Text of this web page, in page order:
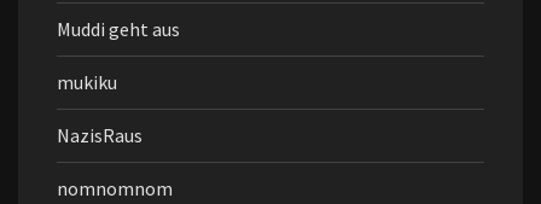
Muddi geht aus
mukiku
NazisRaus
nomnomnom